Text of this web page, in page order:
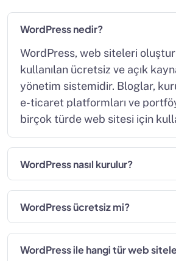
WordPress nedir?
WordPress, web siteleri
kullanılan ücretsiz ve açık
yönetim sistemidir. Bloglar,
e-ticaret platformları ve
birçok türde web sitesi için
WordPress nasıl kurulur?
WordPress ücretsiz mi?
WordPress ile hangi tür web